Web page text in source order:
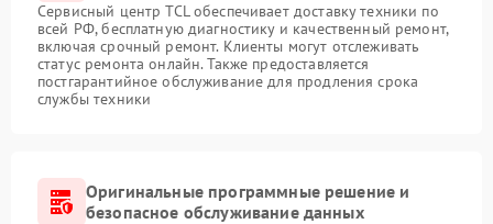
Сервисный центр TCL обеспечивает доставку техники по
всей РФ, бесплатную диагностику и качественный ремонт,
включая срочный ремонт. Клиенты могут отслеживать
статус ремонта онлайн. Также предоставляется
постгарантийное обслуживание для продления срока
службы техники
Оригинальные программные решение и
безопасное обслуживание данных